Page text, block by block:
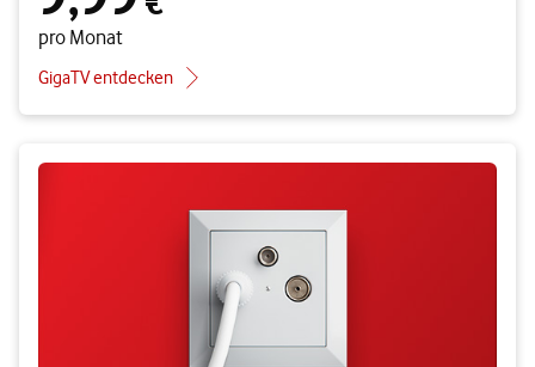
pro Monat
GigaTV entdecken